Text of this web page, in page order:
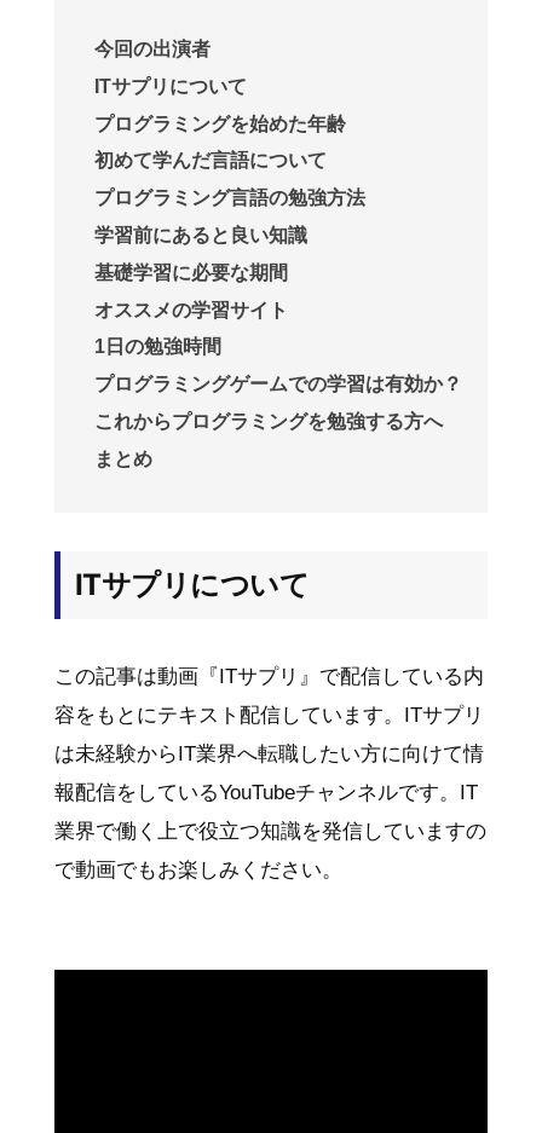
今回の出演者
ITサプリについて
プログラミングを始めた年齢
初めて学んだ言語について
プログラミング言語の勉強方法
学習前にあると良い知識
基礎学習に必要な期間
オススメの学習サイト
1日の勉強時間
プログラミングゲームでの学習は有効か？
これからプログラミングを勉強する方へ
まとめ
ITサプリについて
この記事は動画『ITサプリ』で配信している内
容をもとにテキスト配信しています。ITサプリ
は未経験からIT業界へ転職したい方に向けて情
報配信をしているYouTubeチャンネルです。IT
業界で働く上で役立つ知識を発信していますの
で動画でもお楽しみください。